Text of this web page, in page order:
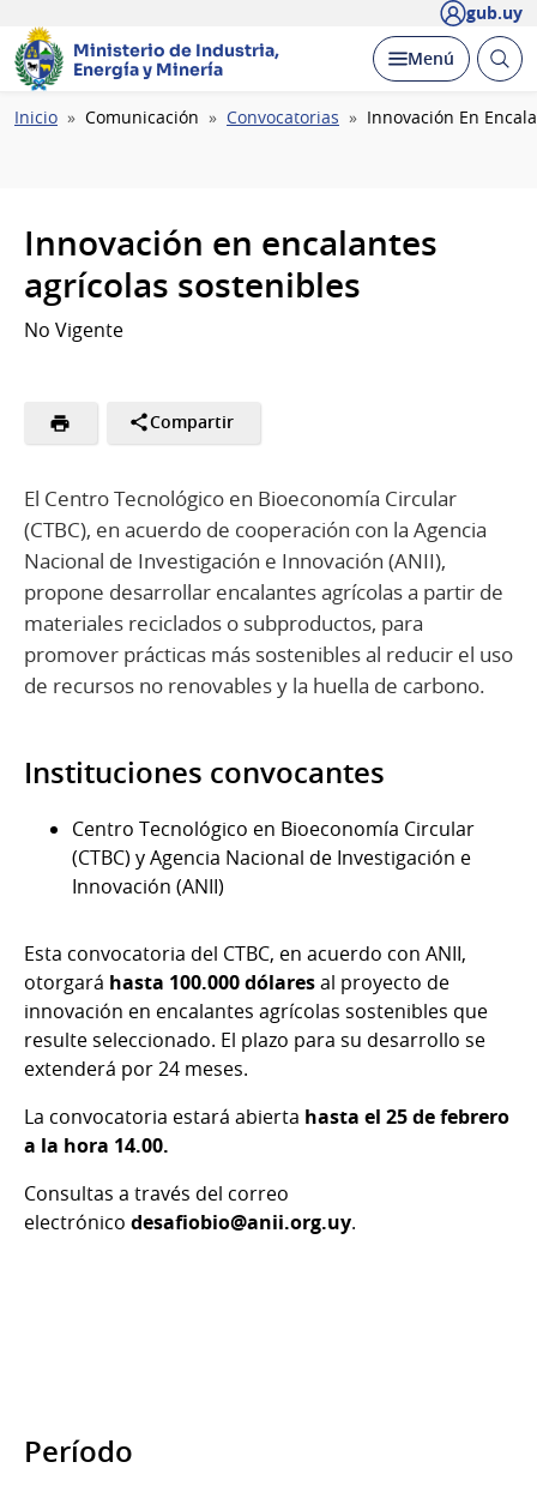
gub.uy
Ministerio de Industria,
Energía y Minería
Desplegar
Menú Abrir
Ruta
Inicio Comunicación Convocatorias Innovación En
Innovación en encalantes
agrícolas sostenibles
No Vigente
Compartir
El Centro Tecnológico en Bioeconomía Circular
(CTBC), en acuerdo de cooperación con la Agencia
Nacional de Investigación e Innovación (ANII),
propone desarrollar encalantes agrícolas a partir de
materiales reciclados o subproductos, para
promover prácticas más sostenibles al reducir el uso
de recursos no renovables y la huella de carbono.
Instituciones convocantes
Centro Tecnológico en Bioeconomía Circular
(CTBC) y Agencia Nacional de Investigación e
Innovación (ANII)
Esta convocatoria del CTBC, en acuerdo con ANII,
otorgará hasta 100.000 dólaresal proyecto de
innovación en encalantes agrícolas sostenibles que
resulte seleccionado. El plazo para su desarrollo se
extenderá por 24 meses.
La convocatoria estará abierta hasta el 25 de febrero
a la hora 14.00.
Consultas a través del correo
electrónico desafiobio@anii.org.uy.
Período